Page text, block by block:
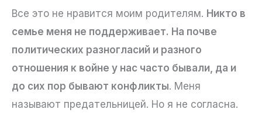
Все это не нравится моим родителям. Никто в
семье меня не поддерживает. На почве
политических разногласий и разного
отношения к войне у нас часто бывали, да и
до сих пор бывают конфликты. Меня
называют предательницей. Но я не согласна.